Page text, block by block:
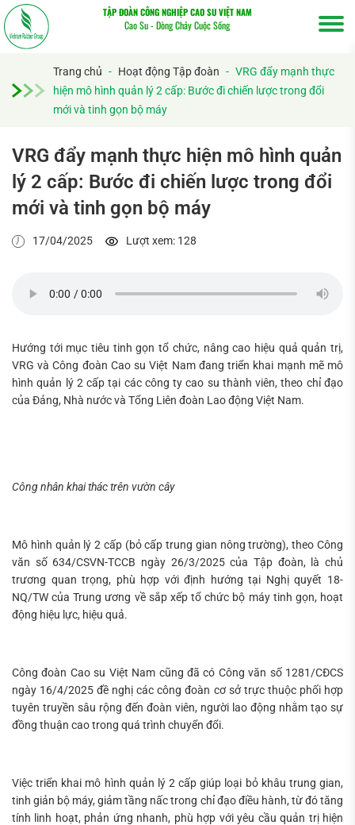
TẬP ĐOÀN CÔNG NGHIỆP CAO SU VIỆT NAM
Cao Su - Dòng Chảy Cuộc Sống
Trang chủ - Hoạt động Tập đoàn - VRG đẩy mạnh thực
hiện mô hình quản lý 2 cấp: Bước đi chiến lược trong đổi
mới và tinh gọn bộ máy
VRG đẩy mạnh thực hiện mô hình quản
lý 2 cấp: Bước đi chiến lược trong đổi
mới và tinh gọn bộ máy
17/04/2025 Lượt xem: 128
Hướng tới mục tiêu tinh gọn tổ chức, nâng cao hiệu quả quản trị,
VRG và Công đoàn Cao su Việt Nam đang triển khai mạnh mẽ mô
hình quản lý 2 cấp tại các công ty cao su thành viên, theo chỉ đạo
của Đảng, Nhà nước và Tổng Liên đoàn Lao động Việt Nam.
Công nhân khai thác trên vườn cây
Mô hình quản lý 2 cấp (bỏ cấp trung gian nông trường), theo Công
văn số 634/CSVN-TCCB ngày 26/3/2025 của Tập đoàn, là chủ
trương quan trọng, phù hợp với định hướng tại Nghị quyết 18-
NQ/TW của Trung ương về sắp xếp tổ chức bộ máy tinh gọn, hoạt
động hiệu lực, hiệu quả.
Công đoàn Cao su Việt Nam cũng đã có Công văn số 1281/CĐCS
ngày 16/4/2025 đề nghị các công đoàn cơ sở trực thuộc phối hợp
tuyên truyền sâu rộng đến đoàn viên, người lao động nhằm tạo sự
đồng thuận cao trong quá trình chuyển đổi.
Việc triển khai mô hình quản lý 2 cấp giúp loại bỏ khâu trung gian,
tinh giản bộ máy, giảm tầng nấc trong chỉ đạo điều hành, từ đó tăng
tính linh hoạt, phản ứng nhanh, phù hợp với yêu cầu quản trị hiện
kiếm...